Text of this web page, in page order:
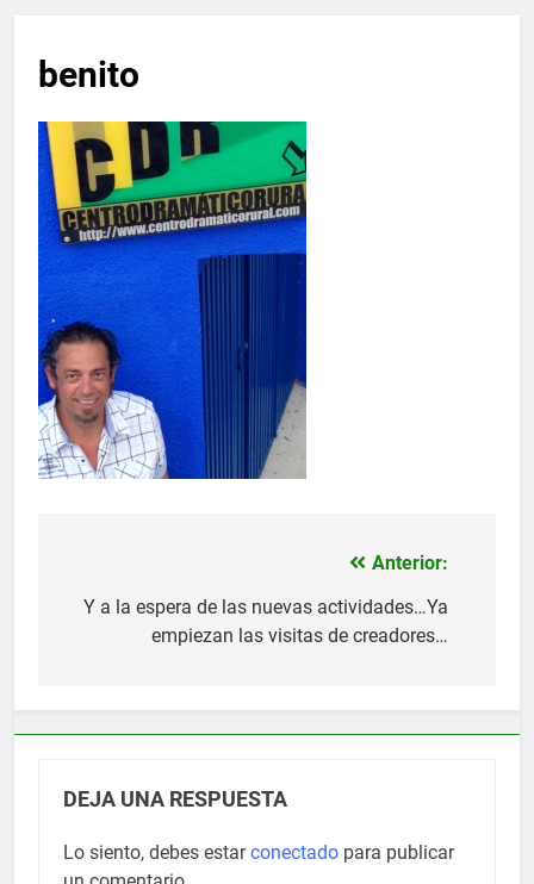
benito
de
Anterior:
Y a la espera de las nuevas actividades…Ya
empiezan las visitas de creadores…
DEJA UNA RESPUESTA
Lo siento, debes estarconectado para publicar